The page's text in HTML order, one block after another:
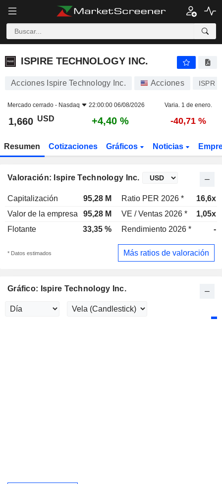
ISPIRE TECHNOLOGY INC.
ISPIRE TECHNOLOGY INC.
Acciones Ispire Technology Inc. Acciones ISPR
Mercado cerrado - Nasdaq 22:00:00 06/08/2026 Varia. 1 de enero.
1,660 USD +4,40 % -40,71 %
Resumen Cotizaciones Gráficos Noticias
Valoración: Ispire Technology Inc.
Capitalización 95,28 M Ratio PER 2026 *
16,6x
Valor de la empresa
95,28 M VE / Ventas 2026 *
1,05x
Flotante
33,35 % Rendimiento 2026 * -
* Datos estimados Más ratios de valoración
Gráfico: Ispire Technology Inc.